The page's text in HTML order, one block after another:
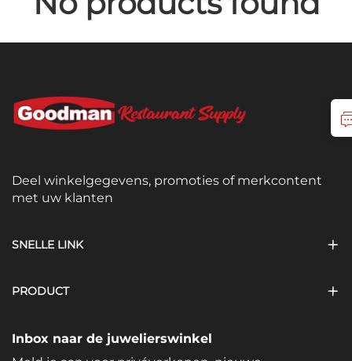
Deel winkelgegevens, promoties of merkcontent
met uw klanten
SNELLE LINK
PRODUCT
Inbox naar de juwelierswinkel